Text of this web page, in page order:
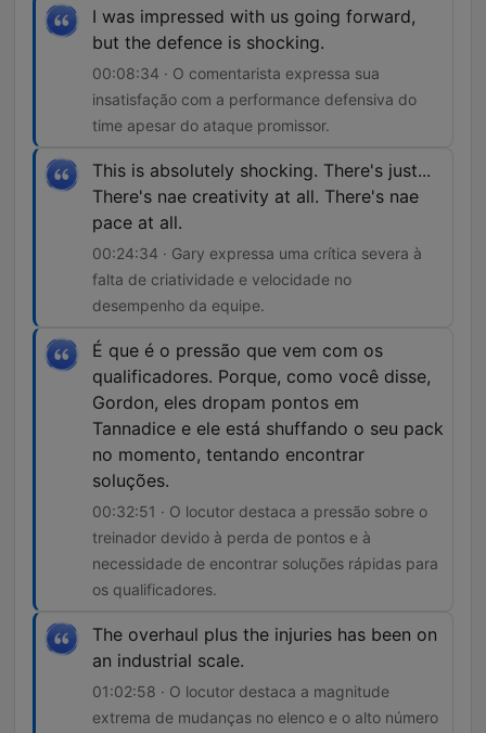
I was impressed with us going forward,
but the defence is shocking.
00:08:34 · O comentarista expressa sua
insatisfação com a performance defensiva do
time apesar do ataque promissor.
This is absolutely shocking. There's just...
There's nae creativity at all. There's nae
pace at all.
00:24:34 · Gary expressa uma crítica severa à
falta de criatividade e velocidade no
desempenho da equipe.
É que é o pressão que vem com os
qualificadores. Porque, como você disse,
Gordon, eles dropam pontos em
Tannadice e ele está shuffando o seu pack
no momento, tentando encontrar
soluções.
00:32:51 · O locutor destaca a pressão sobre o
treinador devido à perda de pontos e à
necessidade de encontrar soluções rápidas para
os qualificadores.
The overhaul plus the injuries has been on
an industrial scale.
01:02:58 · O locutor destaca a magnitude
extrema de mudanças no elenco e o alto número